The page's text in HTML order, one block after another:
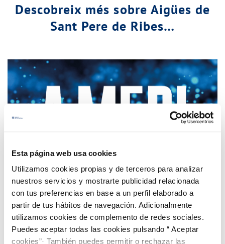
Esta página web usa cookies
Utilizamos cookies propias y de terceros para analizar
nuestros servicios y mostrarte publicidad relacionada
con tus preferencias en base a un perfil elaborado a
partir de tus hábitos de navegación. Adicionalmente
utilizamos cookies de complemento de redes sociales.
Puedes aceptar todas las cookies pulsando “ Aceptar
cookies”· También puedes permitir o rechazar las
Descobreix més sobre Aigües de
Sant Pere de Ribes…
Millores per a augmentar la transparència del